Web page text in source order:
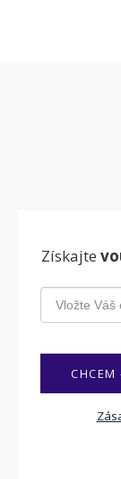
Získajte
CHCEM